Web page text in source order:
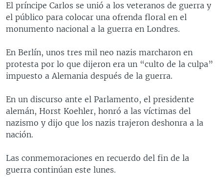
LAS CLAVES
PANORAMA
BUENOS DÍAS AMÉRICA
ESTADOS UNIDOS AL DÍA
EL MUNDO AL DÍA [RADIO]
FORO [RADIO]
NOTA ECONÓMICA
ENTRETENIMIENTO
Learning English
SÍGANOS
Idiomas
El príncipe Carlos se unió a los veteranos de guerra y
el público para colocar una ofrenda floral en el
monumento nacional a la guerra en Londres.
En Berlín, unos tres mil neo nazis marcharon en
protesta por lo que dijeron era un “culto de la culpa”
impuesto a Alemania después de la guerra.
En un discurso ante el Parlamento, el presidente
alemán, Horst Koehler, honró a las víctimas del
nazismo y dijo que los nazis trajeron deshonra a la
nación.
Las conmemoraciones en recuerdo del fin de la
guerra continúan este lunes.